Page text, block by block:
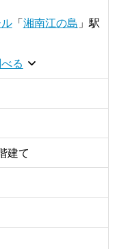
「 湘南江の島 」 駅
る
建て